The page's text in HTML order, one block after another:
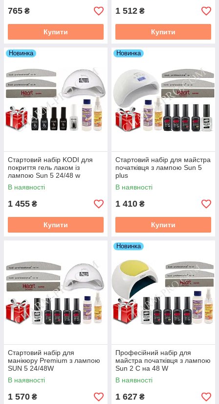
уважне обслуговування і гарантовано якісні вироби. Зробіть
свій вибір вже зараз і почніть якісно обслуговувати клієнтів
свого салону краси.
765 ₴
Купити
1 512 ₴
Купити
Новинка
Стартовий набір KODI для
покриття гель лаком із
лампою Sun 5 24/48 w
В наявності
1 455 ₴
Купити
Новинка
Стартовий набір для майстра
початківця з лампою Sun 5
plus
В наявності
1 410 ₴
Купити
Стартовий набір для
манікюру Premium з лампою
SUN 5 24/48W
В наявності
1 570 ₴
Новинка
Професійний набір для
майстра початківця з лампою
Sun 2 C на 48 W
В наявності
1 627 ₴